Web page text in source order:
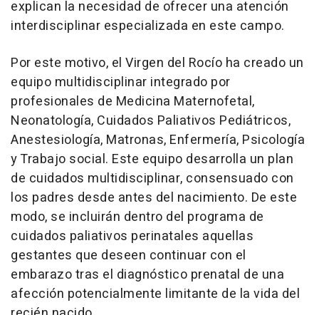
explican la necesidad de ofrecer una atención
interdisciplinar especializada en este campo.
Por este motivo, el Virgen del Rocío ha creado un
equipo multidisciplinar integrado por
profesionales de Medicina Maternofetal,
Neonatología, Cuidados Paliativos Pediátricos,
Anestesiología, Matronas, Enfermería, Psicología
y Trabajo social. Este equipo desarrolla un plan
de cuidados multidisciplinar, consensuado con
los padres desde antes del nacimiento. De este
modo, se incluirán dentro del programa de
cuidados paliativos perinatales aquellas
gestantes que deseen continuar con el
embarazo tras el diagnóstico prenatal de una
afección potencialmente limitante de la vida del